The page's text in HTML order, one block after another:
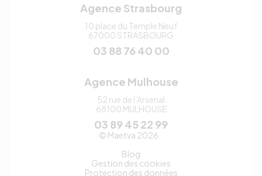
Agence Strasbourg
10 place du Temple Neuf
67000 STRASBOURG
03 88 76 40 00
Agence Mulhouse
52 rue de l’Arsenal
68100 MULHOUSE
03 89 45 22 99
© Maetva 2026
Blog
Gestion des cookies
Protection des données